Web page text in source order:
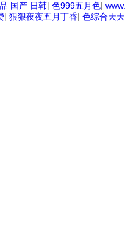
国产 日韩| 色999五月色|
| 狠狠夜夜五月丁香| 色综合天